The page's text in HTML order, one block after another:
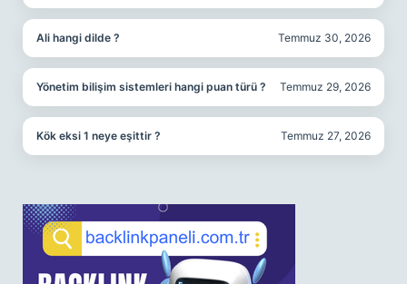
Ali hangi dilde ? Temmuz 30, 2026
Yönetim bilişim sistemleri hangi puan türü ? Temmuz 29, 2026
Kök eksi 1 neye eşittir ? Temmuz 27, 2026